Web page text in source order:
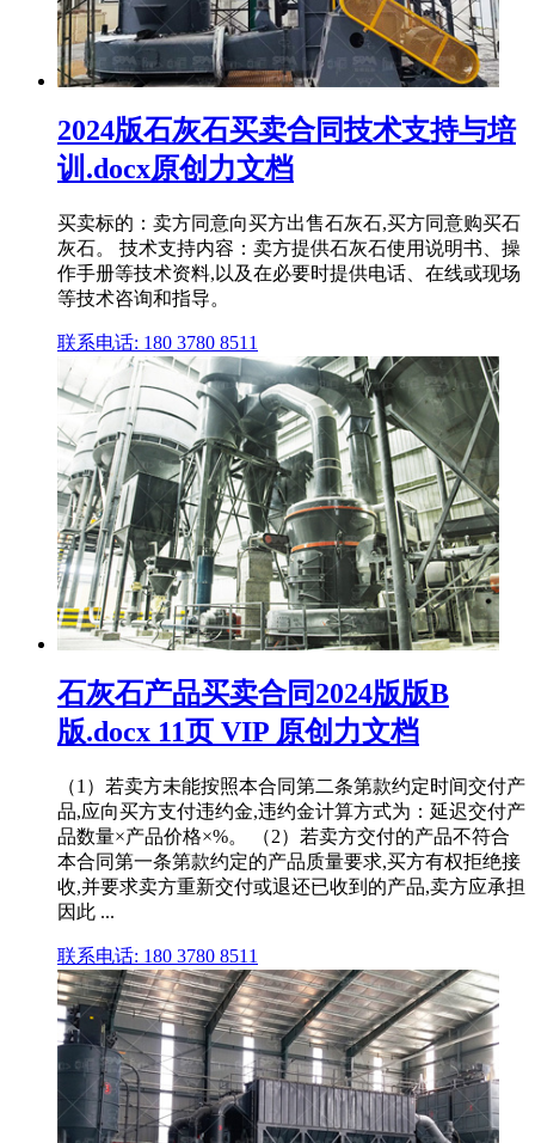
2024版石灰石买卖合同技术支持与培
训.docx原创力文档
买卖标的：卖方同意向买方出售石灰石,买方同意购买石
灰石。 技术支持内容：卖方提供石灰石使用说明书、操
作手册等技术资料,以及在必要时提供电话、在线或现场
等技术咨询和指导。
联系电话: 180 3780 8511
石灰石产品买卖合同2024版版B
版.docx 11页 VIP 原创力文档
（1）若卖方未能按照本合同第二条第款约定时间交付产
品,应向买方支付违约金,违约金计算方式为：延迟交付产
品数量×产品价格×%。 （2）若卖方交付的产品不符合
本合同第一条第款约定的产品质量要求,买方有权拒绝接
收,并要求卖方重新交付或退还已收到的产品,卖方应承担
因此 ...
联系电话: 180 3780 8511